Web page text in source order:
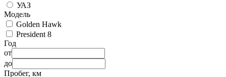
УАЗ
Модель
Golden Hawk
President 8
Год
от
до
Пробег, км